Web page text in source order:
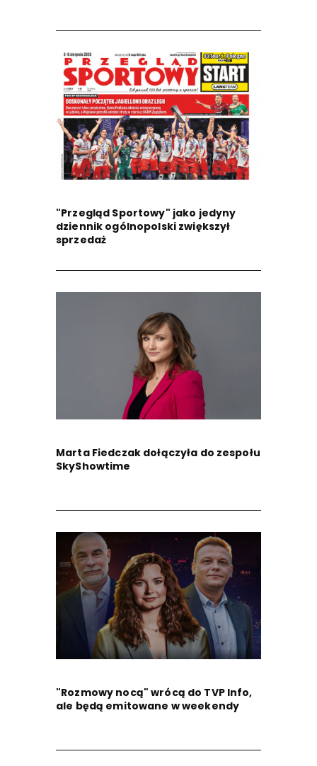
"Przegląd Sportowy" jako jedyny
dziennik ogólnopolski zwiększył
sprzedaż
Marta Fiedczak dołączyła do zespołu
SkyShowtime
"Rozmowy nocą" wrócą do TVP Info,
ale będą emitowane w weekendy